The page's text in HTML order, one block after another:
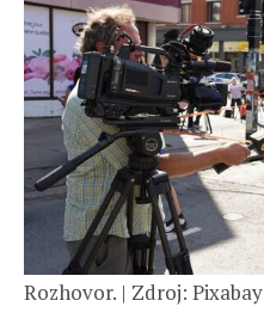
Rozhovor. | Zdroj: Pixabay